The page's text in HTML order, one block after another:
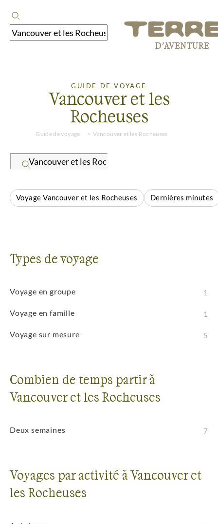
GUIDE DE VOYAGE
Vancouver et les
Rocheuses
Guide de voyage Vancouver et les Rocheuses
Voyage Vancouver et les Rocheuses Dernières minutes
Types de voyage
Voyage en groupe 1
Voyage en famille 1
Voyage sur mesure 5
Combien de temps partir à
Vancouver et les Rocheuses
Deux semaines 7
Voyages par activité à Vancouver et
les Rocheuses